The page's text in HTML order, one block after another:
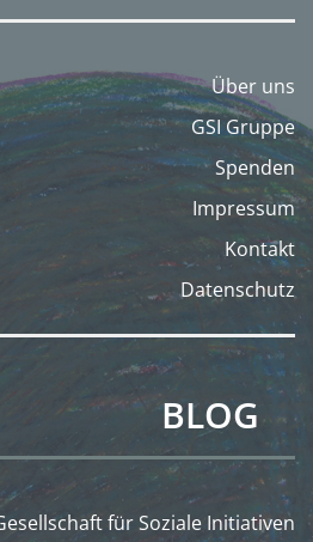
Über uns
GSI Gruppe
Spenden
Impressum
Kontakt
Datenschutz
BLOG
für Soziale Initiativen